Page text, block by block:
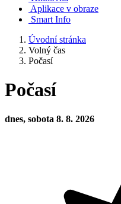
Aplikace v obraze
Smart Info
Úvodní stránka
Volný čas
Počasí
Počasí
dnes, sobota 8. 8. 2026